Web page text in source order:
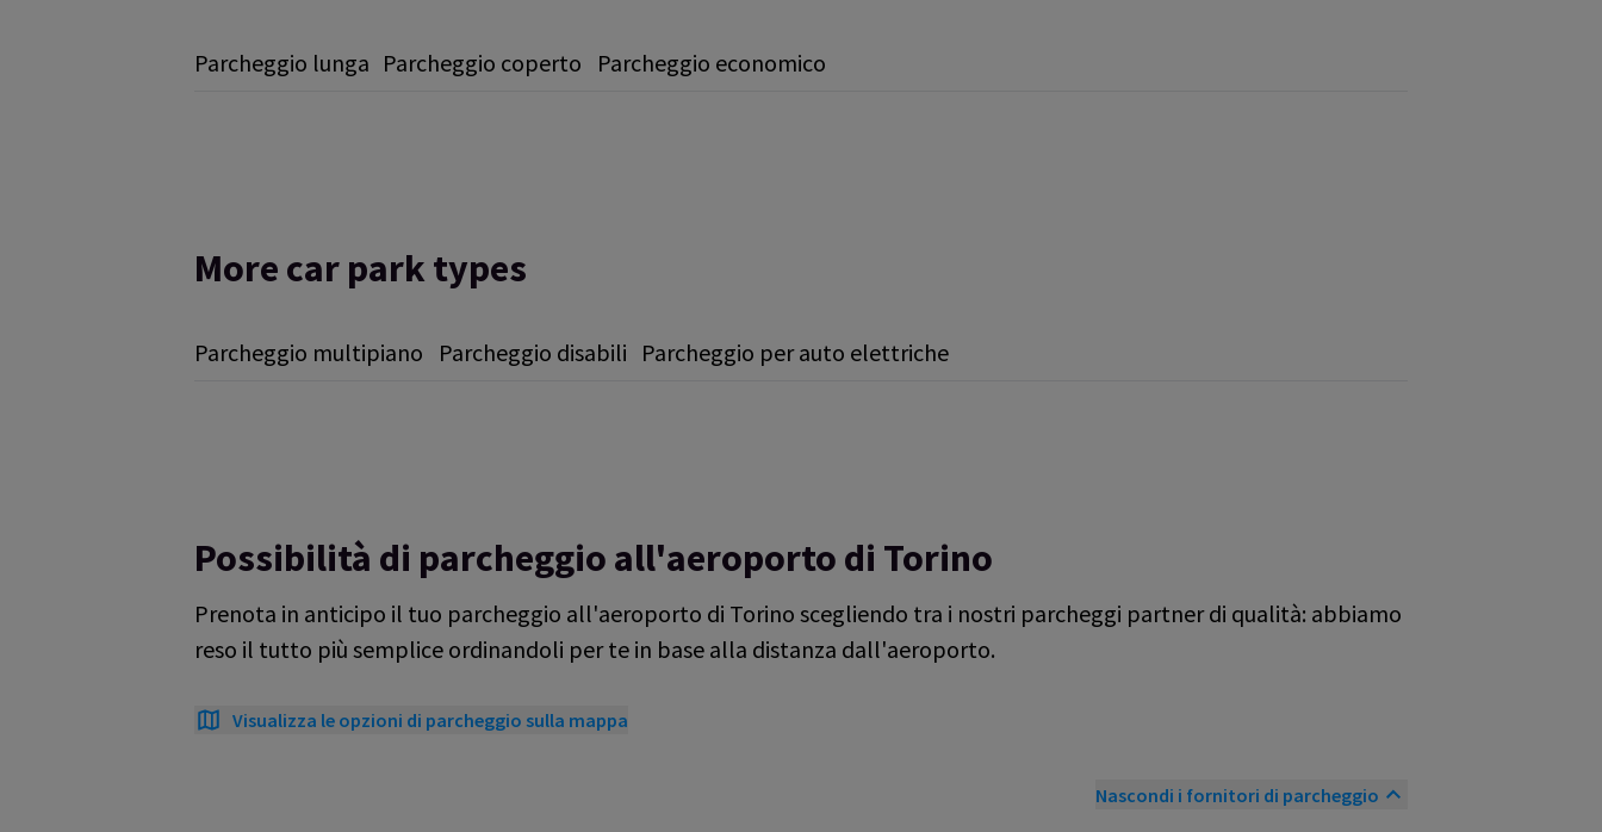
Parcheggio lunga Parcheggio coperto Parcheggio economico
More car park types
Parcheggio multipiano Parcheggio disabili Parcheggio per auto elettriche
Possibilità di parcheggio all'aeroporto di Torino
Prenota in anticipo il tuo parcheggio all'aeroporto di Torino scegliendo tra i nostri parcheggi partner di qualità: abbiamo
reso il tutto più semplice ordinandoli per te in base alla distanza dall'aeroporto.
Visualizza le opzioni di parcheggio sulla mappa
Nascondi i fornitori di parcheggio